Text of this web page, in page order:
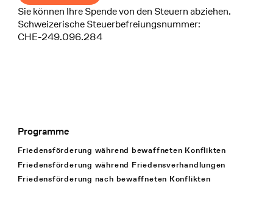
Sie können Ihre Spende von den Steuern abziehen.
Schweizerische Steuerbefreiungsnummer:
CHE-249.096.284
Footer Navigation
Programme
Friedensförderung während bewaffneten Konflikten
Friedensförderung während Friedens­verhandlungen
Friedensförderung nach bewaffneten Konflikten